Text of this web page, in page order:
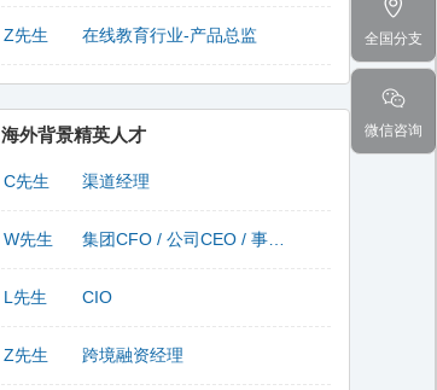
Z先生 在线教育行业-产品总监
海外背景精英人才
C先生 渠道经理
W先生
L先生 CIO
Z先生 跨境融资经理
全国分支
微信咨询